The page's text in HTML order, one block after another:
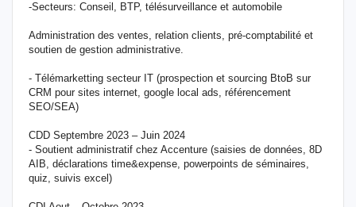
-Secteurs: Conseil, BTP, télésurveillance et automobile
Administration des ventes, relation clients, pré-comptabilité et
soutien de gestion administrative.
- Télémarketting secteur IT (prospection et sourcing BtoB sur
CRM pour sites internet, google local ads, référencement
SEO/SEA)
CDD Septembre 2023 – Juin 2024
- Soutient administratif chez Accenture (saisies de données, 8D
AIB, déclarations time&expense, powerpoints de séminaires,
quiz, suivis excel)